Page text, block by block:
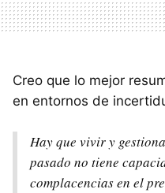
Creo que lo mejor
en entornos de
Hay que vivir y
pasado no tiene
complacencias en el